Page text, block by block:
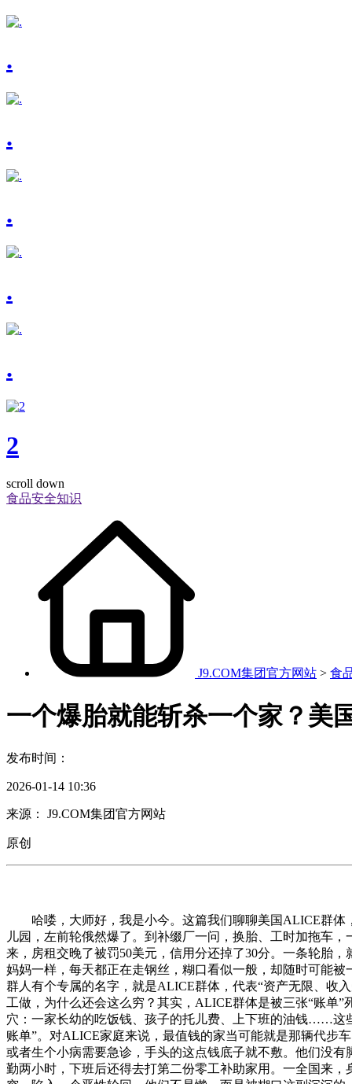
.
.
.
.
.
2
scroll down
食品安全知识
J9.COM集团官方网站 > 食
一个爆胎就能斩杀一个家？美
发布时间：
2026-01-14 10:36
来源： J9.COM集团官方网站
原创
哈喽，大师好，我是小今。这篇我们聊聊美国ALICE群体
儿园，左前轮俄然爆了。到补缀厂一问，换胎、工时加拖车
来，房租交晚了被罚50美元，信用分还掉了30分。一条轮胎
妈妈一样，每天都正在走钢丝，糊口看似一般，却随时可能
群人有个专属的名字，就是ALICE群体，代表“资产无限、收
工做，为什么还会这么穷？其实，ALICE群体是被三张“账单
穴：一家长幼的吃饭钱、孩子的托儿费、上下班的油钱……这
账单”。对ALICE家庭来说，最值钱的家当可能就是那辆代步
或者生个小病需要急诊，手头的这点钱底子就不敷。他们没
勤两小时，下班后还得去打第二份零工补助家用。一全国来